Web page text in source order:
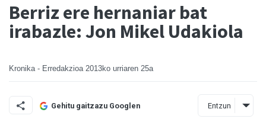
Berriz ere hernaniar bat
irabazle: Jon Mikel Udakiola
Kronika - Erredakzioa 2013ko urriaren 25a
Gehitu gaitzazu Googlen Entzun